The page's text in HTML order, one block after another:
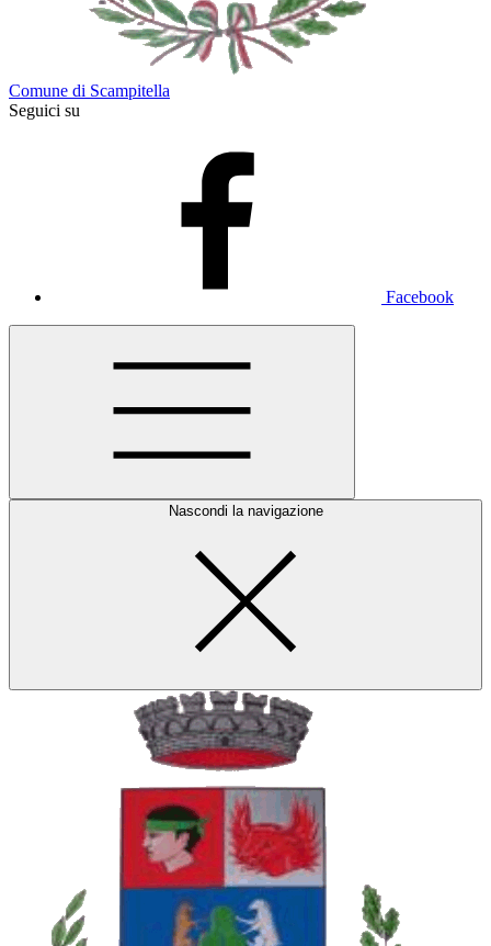
Comune di Scampitella
Seguici su
Facebook
Nascondi la navigazione